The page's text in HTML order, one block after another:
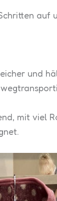
auf
und
mit viel